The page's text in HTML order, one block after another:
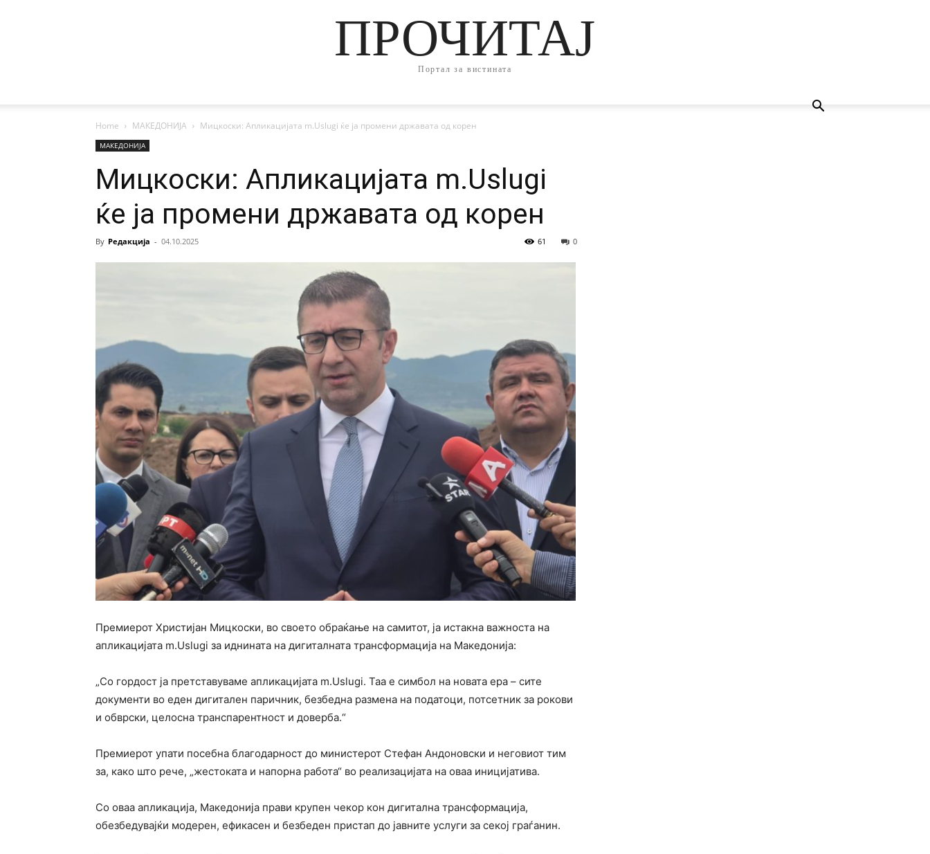
ПРОЧИТАЈ
Портал за вистината
Home МАКЕДОНИЈА Мицкоски: Aпликацијата m.Uslugi ќе ја промени државата од корен
МАКЕДОНИЈА
Мицкоски: Aпликацијата m.Uslugi
ќе ја промени државата од корен
By Редакција - 04.10.2025 0
61
Премиерот Христијан Мицкоски, во своето обраќање на самитот, ја истакна важноста на
апликацијата m.Uslugi за иднината на дигиталната трансформација на Македонија:
„Со гордост ја претставуваме апликацијата m.Uslugi. Таа е симбол на новата ера – сите
документи во еден дигитален паричник, безбедна размена на податоци, потсетник за рокови
и обврски, целосна транспарентност и доверба.“
Премиерот упати посебна благодарност до министерот Стефан Андоновски и неговиот тим
за, како што рече, „жестоката и напорна работа“ во реализацијата на оваа иницијатива.
Со оваа апликација, Македонија прави крупен чекор кон дигитална трансформација,
обезбедувајќи модерен, ефикасен и безбеден пристап до јавните услуги за секој граѓанин.